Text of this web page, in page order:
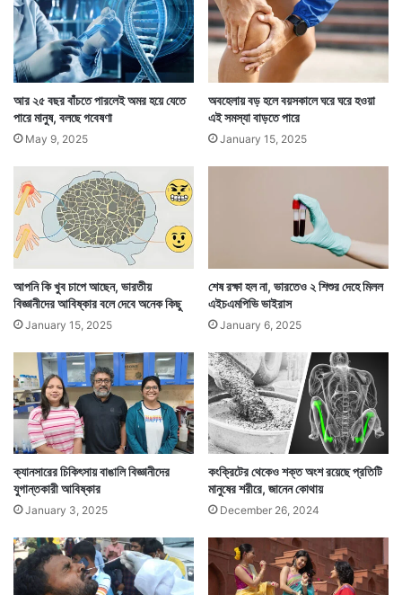
সিগারেট মানুষের জন্য ক্ষতিকর। তাও আবার দিনে এক প্যাকেট
সিগারেট! যা আদপে এক ভয়ংকর বার্তা বহন করছে। তার সমান
ক্ষতি হয় শুধু কোথাও একটানা বসে থাকলেই!
অবাক হওয়ার মত শোনালেও গবেষকরা কিন্তু তাই বলছেন। তাঁরা
যা দাবি করছেন তা রীতিমত আতঙ্কের। একটানা বসে থাকলে তা
প্রাণঘাতীও হতে পারে বলে জানাচ্ছেন তাঁরা।
আর ২৫ বছর বাঁচতে পারলেই অমর হয়ে যেতে
পারে মানুষ, বলছে গবেষণা
May 9, 2025
অবহেলায় বড় হলে বয়সকালে ঘরে ঘরে হওয়া
এই সমস্যা বাড়তে পারে
January 15, 2025
আপনি কি খুব চাপে আছেন, ভারতীয়
বিজ্ঞানীদের আবিষ্কার বলে দেবে অনেক কিছু
January 15, 2025
শেষ রক্ষা হল না, ভারতেও ২ শিশুর দেহে মিলল
এইচএমপিভি ভাইরাস
January 6, 2025
ক্যানসারের চিকিৎসায় বাঙালি বিজ্ঞানীদের
যুগান্তকারী আবিষ্কার
January 3, 2025
কংক্রিটের থেকেও শক্ত অংশ রয়েছে প্রতিটি
মানুষের শরীরে, জানেন কোথায়
December 26, 2024